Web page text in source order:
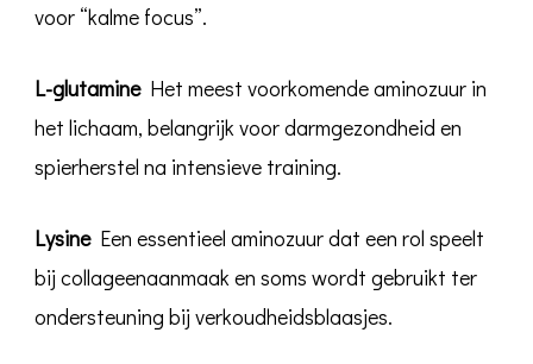
voor “kalme focus”.
L-glutamineHet meest voorkomende aminozuur in
het lichaam, belangrijk voor darmgezondheid en
spierherstel na intensieve training.
LysineEen essentieel aminozuur dat een rol speelt
bij collageenaanmaak en soms wordt gebruikt ter
ondersteuning bij verkoudheidsblaasjes.